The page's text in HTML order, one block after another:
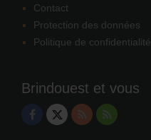
Contact
Protection des données
Politique de confidentialité
Brindouest et vous